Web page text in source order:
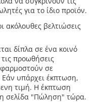
για το ίδιο προϊόν.
ακόλουθες βελτιώσεις
δίπλα σε ένα κοινό
προωθήσεις
σε
Εάν υπάρχει έκπτωση,
τιμή. Η έκπτωση
σελίδα "Πώληση" τώρα.